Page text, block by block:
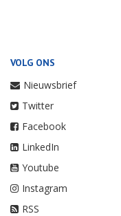
VOLG ONS
Nieuwsbrief
Twitter
Facebook
LinkedIn
Youtube
Instagram
RSS